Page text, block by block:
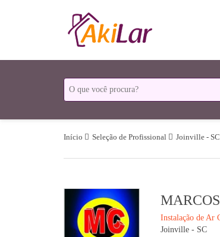
Início Seleção de Profissional Joinville - SC
Instalação de Ar
Joinville - SC